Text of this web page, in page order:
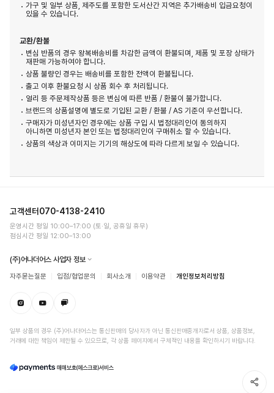
가구 및 일부 상품, 제주도를 포함한 도서산간 지역은 추가배송비 입금요청이
있을 수 있습니다.
교환/환불
변심 반품의 경우 왕복배송비를 차감한 금액이 환불되며, 제품 및 포장 상태가
재판매 가능하여야 합니다.
상품 불량인 경우는 배송비를 포함한 전액이 환불됩니다.
출고 이후 환불요청 시 상품 회수 후 처리됩니다.
얼리 등 주문제작상품 등은 변심에 따른 반품 / 환불이 불가합니다.
브랜드의 상품설명에 별도로 기입된 교환 / 환불 / AS 기준이 우선합니다.
구매자가 미성년자인 경우에는 상품 구입 시 법정대리인이 동의하지
아니하면 미성년자 본인 또는 법정대리인이 구매취소 할 수 있습니다.
상품의 색상과 이미지는 기기의 해상도에 따라 다르게 보일 수 있습니다.
고객센터 070-4138-2410
운영시간 평일 10:00–17:00 (토·일, 공휴일 휴무)
점심시간 평일 12:00–13:00
(주)어나더어스 사업자 정보
자주묻는질문 입점/협업문의 회사소개 이용약관 개인정보처리방침
일부 상품의 경우 (주)어나더어스는 통신판매의 당사자가 아닌 통신판매중개자로서 상품, 상품정보,
거래에 대한 책임이 제한될 수 있으므로, 각 상품 페이지에서 구체적인 내용을 확인하시기 바랍니다.